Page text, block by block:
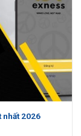
2026